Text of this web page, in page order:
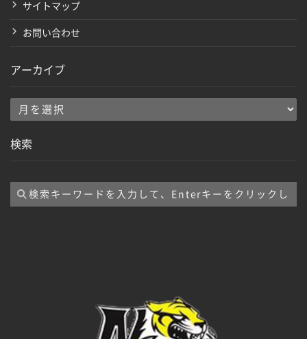
サイトマップ
お問い合わせ
アーカイブ
ア
カ
ブ
検索